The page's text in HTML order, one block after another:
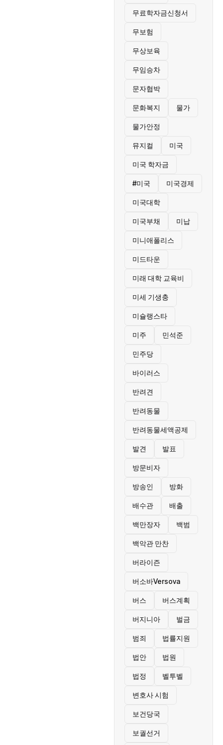
무료학자금신청서
무보험
무상보육
무임승차
문자협박
문화복지 물가
물가안정
뮤지컬 미국
미국 학자금
#미국 미국경제
미국대학
미국부채 미납
미니애폴리스
미드타운
미래 대학 교육비
미세 기생충
미슐랭스타
미주 민석준
민주당
바이러스
반려견
반려동물
반려동물세액공제
발견 발표
방문비자
방송인 방화
배수관 배출
백만장자 백범
백악관 만찬
버라이즌
버소바Versova
버스 버스계획
버지니아 벌금
범죄 법률지원
법안 법원
법정 벨투벨
변호사 시험
보건당국
보궐선거